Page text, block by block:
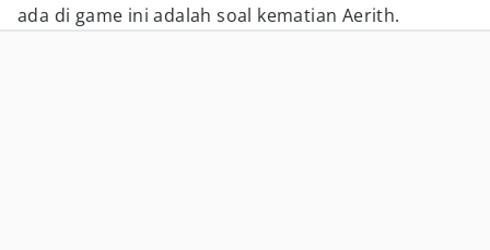
ada di game ini adalah soal kematian Aerith.